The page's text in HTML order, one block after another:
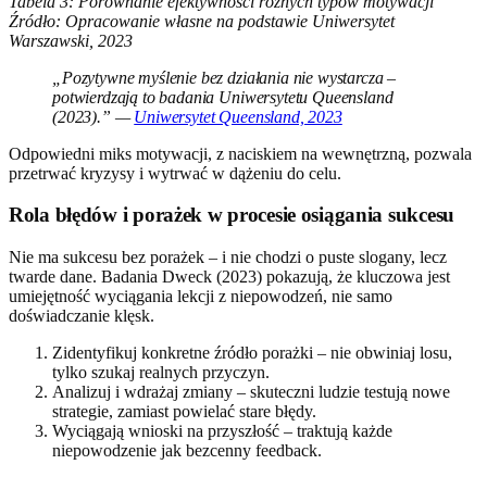
Źródło: Opracowanie własne na podstawie Uniwersytet
Warszawski, 2023
„Pozytywne myślenie bez działania nie wystarcza –
potwierdzają to badania Uniwersytetu Queensland
(2023).” —Uniwersytet Queensland, 2023
Odpowiedni miks motywacji, z naciskiem na wewnętrzną, pozwala
przetrwać kryzysy i wytrwać w dążeniu do celu.
Rola błędów i porażek w procesie osiągania sukcesu
Nie ma sukcesu bez porażek – i nie chodzi o puste slogany, lecz
twarde dane. Badania Dweck (2023) pokazują, że kluczowa jest
umiejętność wyciągania lekcji z niepowodzeń, nie samo
doświadczanie klęsk.
Zidentyfikuj konkretne źródło porażki – nie obwiniaj losu,
tylko szukaj realnych przyczyn.
Analizuj i wdrażaj zmiany – skuteczni ludzie testują nowe
strategie, zamiast powielać stare błędy.
Wyciągają wnioski na przyszłość – traktują każde
niepowodzenie jak bezcenny feedback.